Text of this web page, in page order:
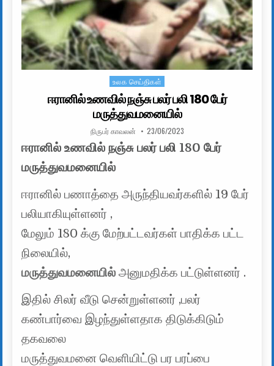
Posted in
உலக செய்திகள்
ஈரானில் உணவில் நஞ்சு பலர் பலி 180 பேர்
மருத்துவமனையில்
AUTHOR:
நிருபர் காவலன் PUBLISHED DATE:
23/06/2023
ஈரானில் உணவில் நஞ்சு பலர் பலி 180 பேர்
மருத்துவமனையில்
ஈரானில் பணாத்தை அருந்தியவர்களில் 19 பேர்
பலியாகியுள்ளனர் ,
மேலும் 180 க்கு மேற்பட்டவர்கள் பாதிக்க பட்ட
நிலையில்,
மருத்துவமனையில்அனுமதிக்க பட்டுள்ளனர் .
இதில் சிலர் வீடு சென்றுள்ளனர் ,பலர்
கண்பார்வை இழந்துள்ளதாக திடுக்கிடும்
தகவலை
மருத்துவமனை வெளியிட்டு பர பரப்பை